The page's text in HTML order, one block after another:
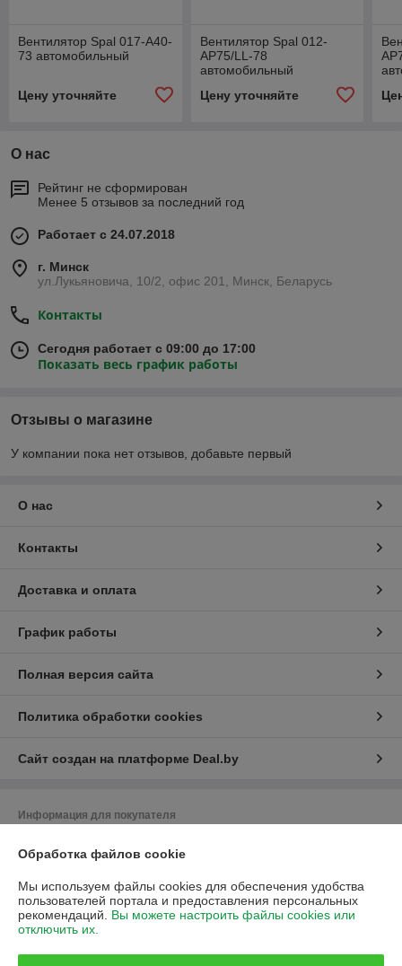
Вентилятор Spal 017-A40-
73 автомобильный
Цену уточняйте
Вентилятор Spal 012-
AP75/LL-78
автомобильный
Цену уточняйте
О нас
Рейтинг не сформирован
Менее 5 отзывов за последний год
Работает с 24.07.2018
г. Минск
ул.Лукьяновича, 10/2, офис 201, Минск, Беларусь
Контакты
Сегодня работает с 09:00 до 17:00
Показать весь график работы
Отзывы о магазине
У компании пока нет отзывов, добавьте первый
О нас
Контакты
Доставка и оплата
График работы
Полная версия сайта
Политика обработки cookies
Сайт создан на платформе Deal.by
Информация для покупателя
«Промышленные вентиляторы и компоненты»
помещение 813
Регистрационный номер ЕГР: 193626481
Обработка файлов cookie
Мы используем файлы cookies для обеспечения удобства
пользователей портала и предоставления персональных
рекомендаций. Вы можете настроить файлы cookies или
отключить их.